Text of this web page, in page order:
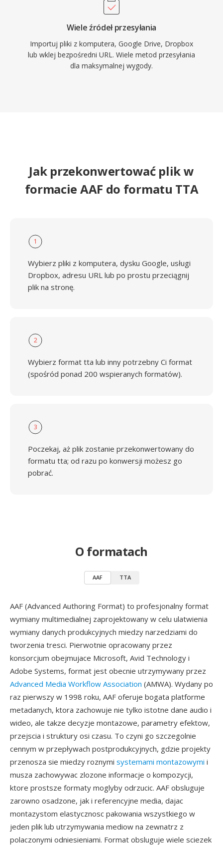
Wiele źródeł przesyłania
Importuj pliki z komputera, Google Drive, Dropbox
lub wklej bezpośredni URL. Wiele metod przesyłania
dla maksymalnej wygody.
Jak przekonwertować plik w
formacie AAF do formatu TTA
1
Wybierz pliki z komputera, dysku Google, usługi
Dropbox, adresu URL lub po prostu przeciągnij
plik na stronę.
2
Wybierz format tta lub inny potrzebny Ci format
(spośród ponad 200 wspieranych formatów).
3
Poczekaj, aż plik zostanie przekonwertowany do
formatu tta; od razu po konwersji możesz go
pobrać.
O formatach
AAF TTA
AAF (Advanced Authoring Format) to profesjonalny format
wymiany multimedialnej zaprojektowany w celu ulatwienia
wymiany danych produkcyjnych miedzy narzedziami do
tworzenia tresci. Pierwotnie opracowany przez
konsorcjum obejmujace Microsoft, Avid Technology i
Adobe Systems, format jest obecnie utrzymywany przez
Advanced Media Workflow Association (AMWA). Wydany po
raz pierwszy w 1998 roku, AAF oferuje bogata platforme
metadanych, ktora zachowuje nie tylko istotne dane audio i
wideo, ale takze decyzje montazowe, parametry efektow,
przejscia i struktury osi czasu. To czyni go szczegolnie
cennym w przepływach postprodukcyjnych, gdzie projekty
przenosza sie miedzy roznymi systemami montazowymi i
musza zachowywac zlozone informacje o kompozycji,
ktore prostsze formaty moglyby odrzucic. AAF obsluguje
zarowno osadzone, jak i referencyjne media, dajac
montazystom elastycznosc pakowania wszystkiego w
jeden plik lub utrzymywania mediow na zewnatrz z
polaczonymi odniesieniami. Format obsluguje wiele sciezek